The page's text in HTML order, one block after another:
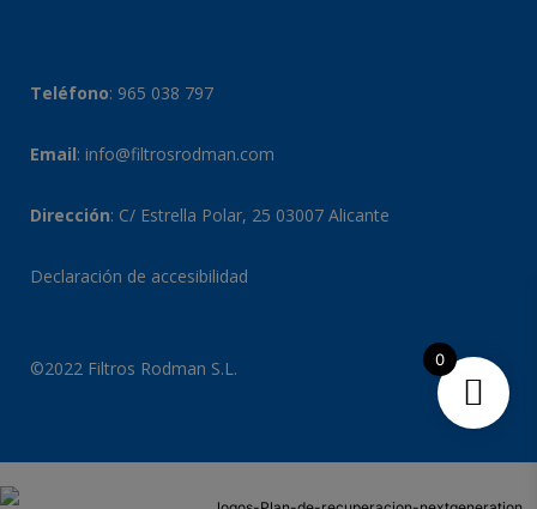
Teléfono: 965 038 797
Email: info@filtrosrodman.com
Dirección: C/ Estrella Polar, 25 03007 Alicante
Declaración de accesibilidad
©2022 Filtros Rodman S.L. 0